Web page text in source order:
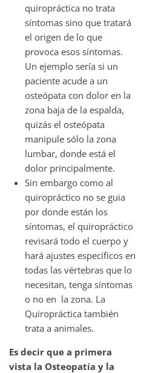
quiropráctica no trata
síntomas sino que tratará
el origen de lo que
provoca esos síntomas.
Un ejemplo sería si un
paciente acude a un
osteópata con dolor en la
zona baja de la espalda,
quizás el osteópata
manipule sólo la zona
lumbar, donde está el
dolor principalmente.
Sin embargo como al
quiropráctico no se guia
por donde están los
síntomas, el quiropráctico
revisará todo el cuerpo y
hará ajustes específicos en
todas las vértebras que lo
necesitan, tenga síntomas
o no en la zona. La
Quiropráctica también
trata a animales.
Es decir que a primera
vista la Osteopatía y la